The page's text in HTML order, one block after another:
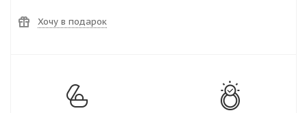
Хочу в подарок